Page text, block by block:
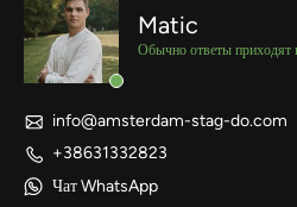
Matic
Обычно ответы приходят
info@amsterdam-stag-do.com
+38631332823
Чат WhatsApp